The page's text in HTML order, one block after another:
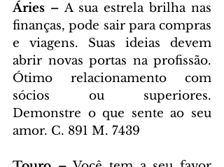
Áries – A sua estrela brilha nas
finanças, pode sair para compras
e viagens. Suas ideias devem
abrir novas portas na profissão.
Ótimo relacionamento com
sócios ou superiores.
Demonstre o que sente ao seu
amor. C. 891 M. 7439